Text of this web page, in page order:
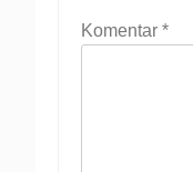
Komentar *